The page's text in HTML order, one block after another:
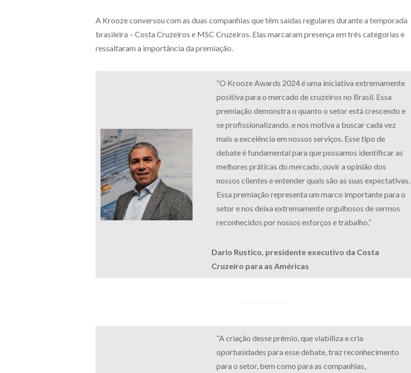
A Krooze conversou com as duas companhias que têm saídas regulares durante a temporada
brasileira – Costa Cruzeiros e MSC Cruzeiros. Elas marcaram presença em três categorias e
ressaltaram a importância da premiação.
“O Krooze Awards 2024 é uma iniciativa extremamente
positiva para o mercado de cruzeiros no Brasil. Essa
premiação demonstra o quanto o setor está crescendo e
se profissionalizando, e nos motiva a buscar cada vez
mais a excelência em nossos serviços. Esse tipo de
debate é fundamental para que possamos identificar as
melhores práticas do mercado, ouvir a opinião dos
nossos clientes e entender quais são as suas expectativas.
Essa premiação representa um marco importante para o
setor e nos deixa extremamente orgulhosos de sermos
reconhecidos por nossos esforços e trabalho.”
Dario Rustico, presidente executivo da Costa
Cruzeiro para as Américas
“A criação desse prêmio, que viabiliza e cria
oportunidades para esse debate, traz reconhecimento
para o setor, bem como para as companhias,